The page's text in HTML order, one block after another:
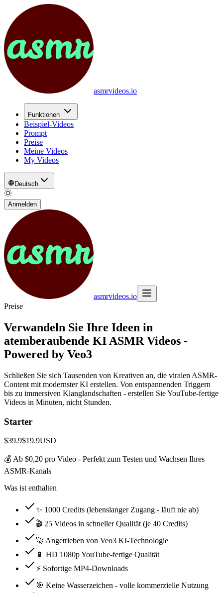
asmrvideos.io
Funktionen
Beispiel-Videos
Prompt
Preise
Meine Videos
My Videos
Deutsch
Anmelden
asmrvideos.io
Preise
Verwandeln Sie Ihre Ideen in
atemberaubende KI ASMR Videos -
Powered by Veo3
Schließen Sie sich Tausenden von Kreativen an, die viralen ASMR-
Content mit modernster KI erstellen. Von entspannenden Triggern
bis zu immersiven Klanglandschaften - erstellen Sie YouTube-fertige
Videos in Minuten, nicht Stunden.
Starter
$39.9$19.9USD
💰 Ab $0,20 pro Video - Perfekt zum Testen und Wachsen Ihres
ASMR-Kanals
Was ist enthalten
✨ 1000 Credits (lebenslanger Zugang - läuft nie ab)
🎬 25 Videos in schneller Qualität (je 40 Credits)
🚀 Angetrieben von Veo3 KI-Technologie
📱 HD 1080p YouTube-fertige Qualität
⚡ Sofortige MP4-Downloads
🎯 Keine Wasserzeichen - volle kommerzielle Nutzung